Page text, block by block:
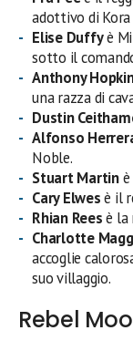
adottivo di
Elise Duffyè
sotto il
Anthony
una razza di
Dustin
Alfonso
Noble.
Stuart Martinè
Cary Elwesè il
Rhian Reesè la
Charlotte
accoglie
suo villaggio.
Rebel